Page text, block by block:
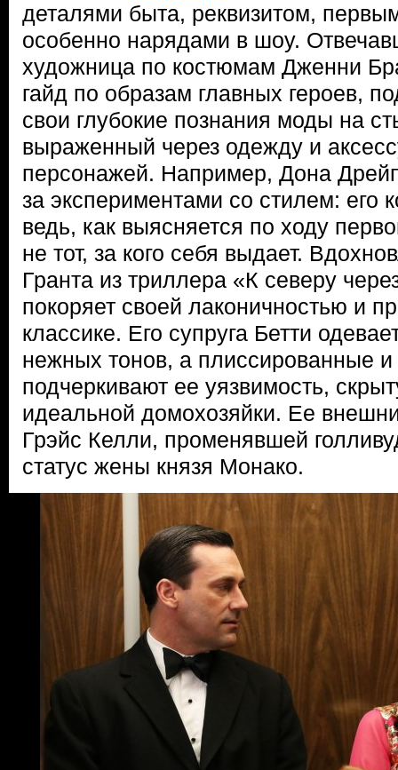
деталями быта, реквизитом,
особенно нарядами в шоу.
художница по костюмам Дженни
гайд по образам главных героев,
свои глубокие познания моды на
выраженный через одежду и
персонажей. Например, Дона
за экспериментами со стилем:
ведь, как выясняется по ходу
не тот, за кого себя выдает.
Гранта из триллера «К северу
покоряет своей лаконичностью и
классике. Его супруга Бетти
нежных тонов, а плиссированные
подчеркивают ее уязвимость,
идеальной домохозяйки. Ее
Грэйс Келли, променявшей
статус жены князя Монако.